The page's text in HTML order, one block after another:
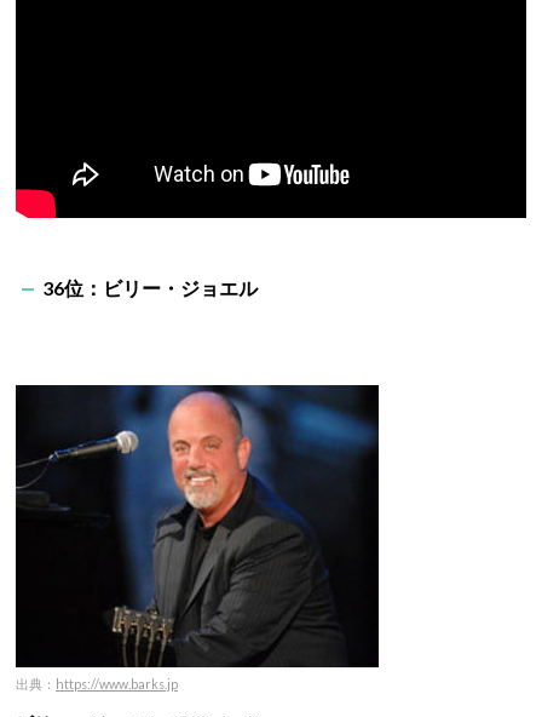
36位：ビリー・ジョエル
出典： https://www.barks.jp